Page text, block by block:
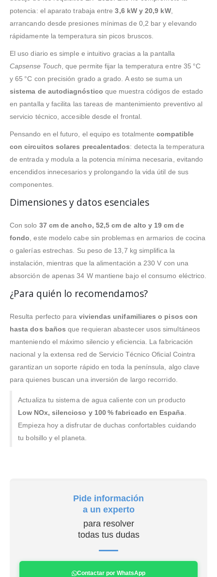
potencia: el aparato trabaja entre3,6 kW y 20,9 kW,
arrancando desde presiones mínimas de 0,2 bar y elevando
rápidamente la temperatura sin picos bruscos.
El uso diario es simple e intuitivo gracias a la pantalla
Capsense Touch , que permite fijar la temperatura entre 35 °C
y 65 °C con precisión grado a grado. A esto se suma un
sistema de autodiagnóstico que muestra códigos de estado
en pantalla y facilita las tareas de mantenimiento preventivo al
servicio técnico, accesible desde el frontal.
Pensando en el futuro, el equipo es totalmentecompatible
con circuitos solares precalentados: detecta la temperatura
de entrada y modula a la potencia mínima necesaria, evitando
encendidos innecesarios y prolongando la vida útil de sus
componentes.
Dimensiones y datos esenciales
Con solo 37 cm de ancho, 52,5 cm de alto y 19 cm de
fondo , este modelo cabe sin problemas en armarios de cocina
o galerías estrechas. Su peso de 13,7 kg simplifica la
instalación, mientras que la alimentación a 230 V con una
absorción de apenas 34 W mantiene bajo el consumo eléctrico.
¿Para quién lo recomendamos?
Resulta perfecto para viviendas unifamiliares o pisos con
hasta dos baños que requieran abastecer usos simultáneos
manteniendo el máximo silencio y eficiencia. La fabricación
nacional y la extensa red de Servicio Técnico Oficial Cointra
garantizan un soporte rápido en toda la península, algo clave
para quienes buscan una inversión de largo recorrido.
Actualiza tu sistema de agua caliente con un producto
Low NOx, silencioso y 100 % fabricado en España
Empieza hoy a disfrutar de duchas confortables cuidando
tu bolsillo y el planeta.
Pide información
a un experto
para resolver
todas tus dudas
Contactar por WhatsApp